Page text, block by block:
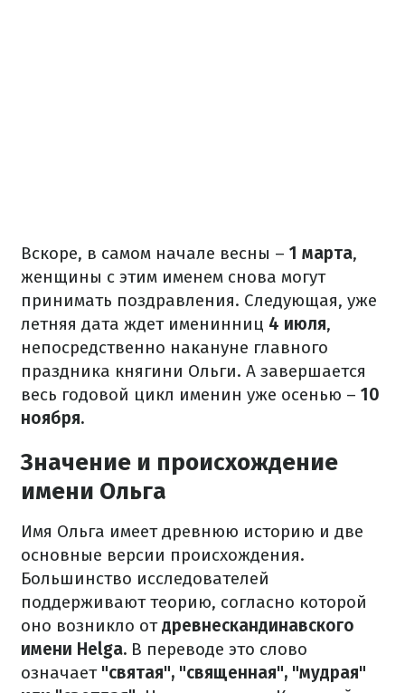
Вскоре, в самом начале весны – 1 марта,
женщины с этим именем снова могут
принимать поздравления. Следующая, уже
летняя дата ждет именинниц 4 июля,
непосредственно накануне главного
праздника княгини Ольги. А завершается
весь годовой цикл именин уже осенью – 10
ноября.
Значение и происхождение
имени Ольга
Имя Ольга имеет древнюю историю и две
основные версии происхождения.
Большинство исследователей
поддерживают теорию, согласно которой
оно возникло отдревнескандинавского
имени Helga. В переводе это слово
означает "святая", "священная", "мудрая"